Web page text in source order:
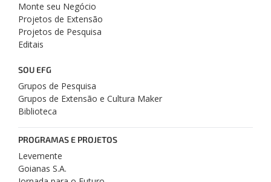
Monte seu Negócio
Projetos de Extensão
Projetos de Pesquisa
Editais
SOU EFG
Grupos de Pesquisa
Grupos de Extensão e Cultura Maker
Biblioteca
PROGRAMAS E PROJETOS
Levemente
Goianas S.A.